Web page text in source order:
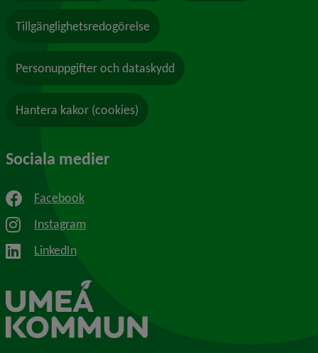
Tillgänglighetsredogörelse
Personuppgifter och dataskydd
Hantera kakor (cookies)
Sociala medier
Facebook
Instagram
LinkedIn